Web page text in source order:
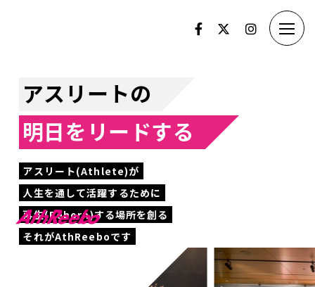
アスリートの
明日をリードする
アスリート(Athlete)が
人生を通して活躍するために
再生(Reborn)する場所を創る
それがAthReeboです